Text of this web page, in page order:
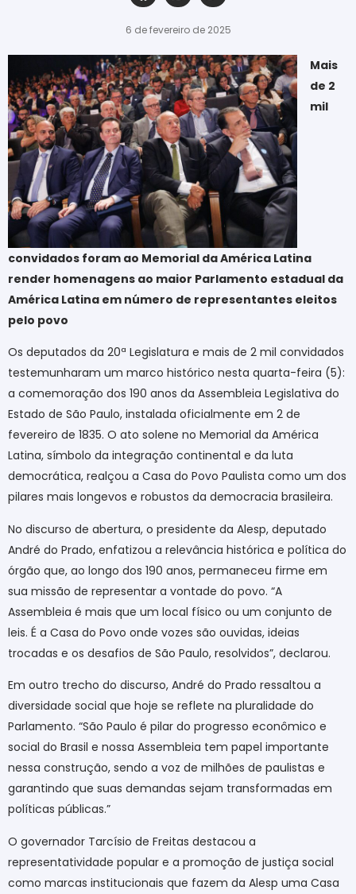
6 de fevereiro de 2025
Mais
de 2
mil
convidados foram ao Memorial da América Latina
render homenagens ao maior Parlamento estadual da
América Latina em número de representantes eleitos
pelo povo
Os deputados da 20ª Legislatura e mais de 2 mil convidados
testemunharam um marco histórico nesta quarta-feira (5):
a comemoração dos 190 anos da Assembleia Legislativa do
Estado de São Paulo, instalada oficialmente em 2 de
fevereiro de 1835. O ato solene no Memorial da América
Latina, símbolo da integração continental e da luta
democrática, realçou a Casa do Povo Paulista como um dos
pilares mais longevos e robustos da democracia brasileira.
No discurso de abertura, o presidente da Alesp, deputado
André do Prado, enfatizou a relevância histórica e política do
órgão que, ao longo dos 190 anos, permaneceu firme em
sua missão de representar a vontade do povo. “A
Assembleia é mais que um local físico ou um conjunto de
leis. É a Casa do Povo onde vozes são ouvidas, ideias
trocadas e os desafios de São Paulo, resolvidos”, declarou.
Em outro trecho do discurso, André do Prado ressaltou a
diversidade social que hoje se reflete na pluralidade do
Parlamento. “São Paulo é pilar do progresso econômico e
social do Brasil e nossa Assembleia tem papel importante
nessa construção, sendo a voz de milhões de paulistas e
garantindo que suas demandas sejam transformadas em
políticas públicas.”
O governador Tarcísio de Freitas destacou a
representatividade popular e a promoção de justiça social
como marcas institucionais que fazem da Alesp uma Casa